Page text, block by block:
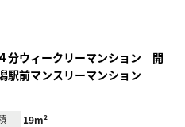
分ウィークリーマンション 開
前マンスリーマンション
19m²